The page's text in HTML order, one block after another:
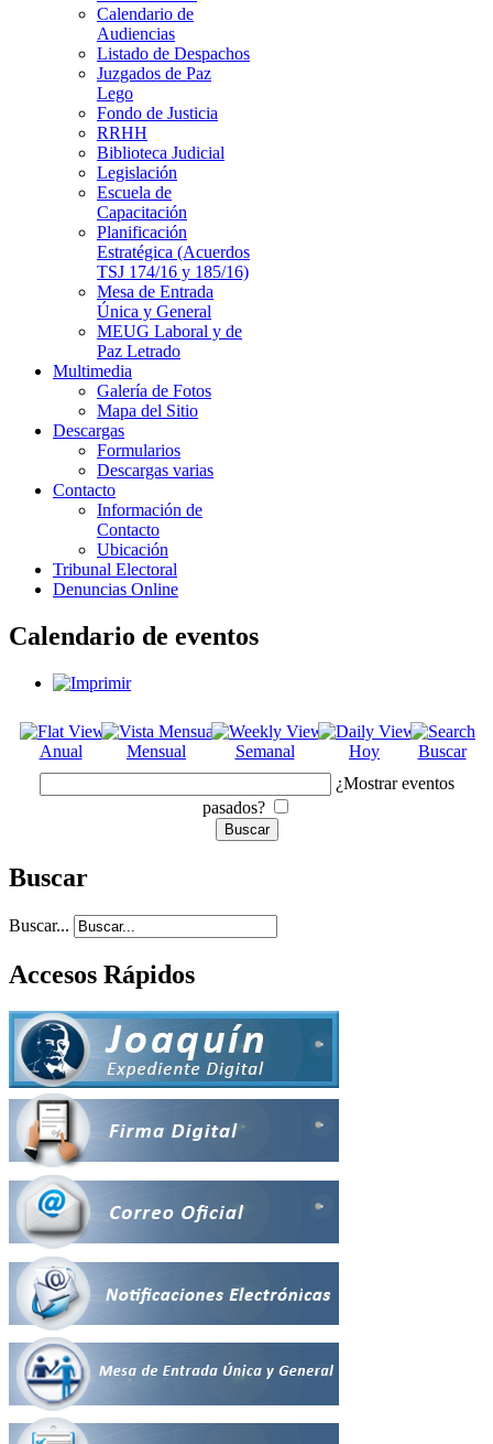
Calendario de
Audiencias
Listado de Despachos
Juzgados de Paz
Lego
Fondo de Justicia
RRHH
Biblioteca Judicial
Legislación
Escuela de
Capacitación
Planificación
Estratégica (Acuerdos
TSJ 174/16 y 185/16)
Mesa de Entrada
Única y General
MEUG Laboral y de
Paz Letrado
Multimedia
Galería de Fotos
Mapa del Sitio
Descargas
Formularios
Descargas varias
Contacto
Información de
Contacto
Ubicación
Tribunal Electoral
Denuncias Online
Calendario de eventos
Anual Mensual Semanal Hoy
Buscar
¿Mostrar eventos
pasados?
Buscar
Buscar...
Accesos Rápidos